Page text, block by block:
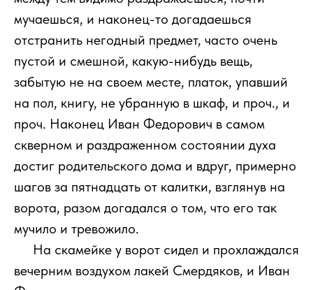
мучаешься, и наконец-то догадаешься
отстранить негодный предмет, часто очень
пустой и смешной, какую-нибудь вещь,
забытую не на своем месте, платок, упавший
на пол, книгу, не убранную в шкаф, и проч., и
проч. Наконец Иван Федорович в самом
скверном и раздраженном состоянии духа
достиг родительского дома и вдруг, примерно
шагов за пятнадцать от калитки, взглянув на
ворота, разом догадался о том, что его так
мучило и тревожило.
На скамейке у ворот сидел и прохлаждался
вечерним воздухом лакей Смердяков, и Иван